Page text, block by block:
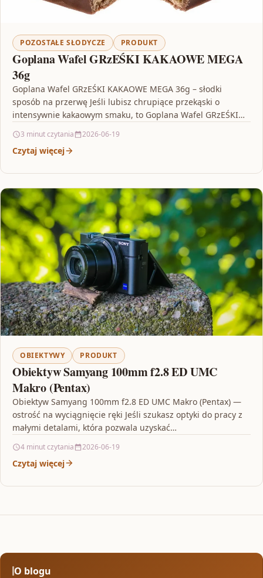
POZOSTAŁE SŁODYCZE PRODUKT
Goplana Wafel GRzEŚKI KAKAOWE MEGA
36g
Goplana Wafel GRzEŚKI KAKAOWE MEGA 36g – słodki
sposób na przerwę Jeśli lubisz chrupiące przekąski o
intensywnie kakaowym smaku, to Goplana Wafel GRzEŚKI
3 minut czytania 2026-06-19
Czytaj więcej
OBIEKTYWY PRODUKT
Obiektyw Samyang 100mm f2.8 ED UMC
Makro (Pentax)
Obiektyw Samyang 100mm f2.8 ED UMC Makro (Pentax) —
ostrość na wyciągnięcie ręki Jeśli szukasz optyki do pracy z
małymi detalami, która pozwala uzyskać…
4 minut czytania 2026-06-19
Czytaj więcej
O blogu